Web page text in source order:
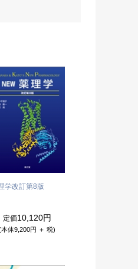
学改訂第8版
定価10,120円
本体9,200円 ＋ 税)